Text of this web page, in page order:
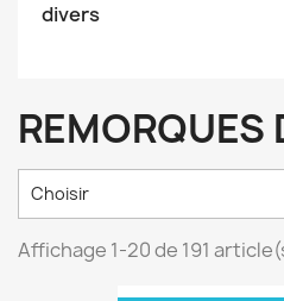
divers
REMORQUES
Choisir
Affichage 1-20 de 191